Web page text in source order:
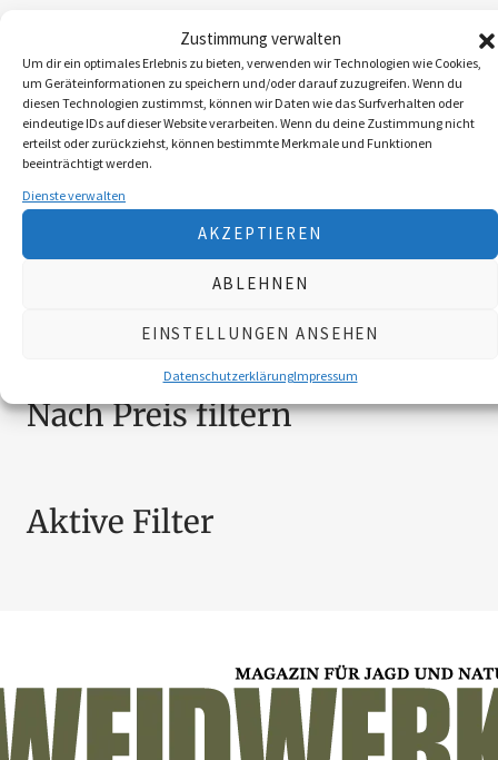
Zustimmung verwalten
Um dir ein optimales Erlebnis zu bieten, verwenden wir Technologien wie Cookies,
um Geräteinformationen zu speichern und/oder darauf zuzugreifen. Wenn du
diesen Technologien zustimmst, können wir Daten wie das Surfverhalten oder
eindeutige IDs auf dieser Website verarbeiten. Wenn du deine Zustimmung nicht
erteilst oder zurückziehst, können bestimmte Merkmale und Funktionen
beeinträchtigt werden.
Dienste verwalten
AKZEPTIEREN
ABLEHNEN
EINSTELLUNGEN ANSEHEN
DatenschutzerklärungImpressum
ABOS
1
ACCESSOIRES
5
BEKLEIDUNG
BROSCHÜREN
Nach Preis filtern
Aktive Filter